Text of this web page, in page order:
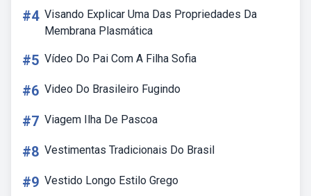
#4 Visando Explicar Uma Das Propriedades Da
Membrana Plasmática
#5 Vídeo Do Pai Com A Filha Sofia
#6 Video Do Brasileiro Fugindo
#7 Viagem Ilha De Pascoa
#8 Vestimentas Tradicionais Do Brasil
#9 Vestido Longo Estilo Grego